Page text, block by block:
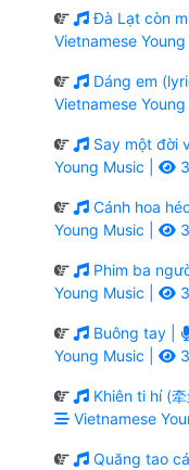
Đà Lạt còn
Vietnamese Young
Dáng em
Vietnamese Young
Say một đời
Young Music |
Cánh hoa
Young Music |
Phim ba
Young Music |
Buông tay |
Young Music |
Khiên ti hí (牵
Vietnamese
Quăng tao